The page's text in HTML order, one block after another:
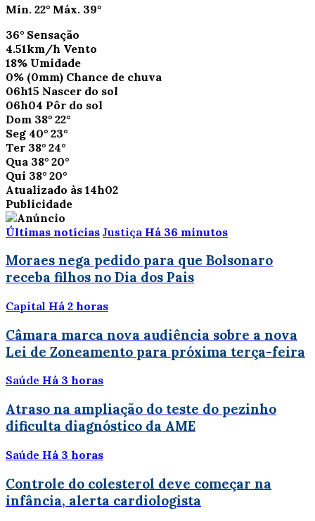
Mín. 22° Máx. 39°
36° Sensação
4.51km/h Vento
18% Umidade
0% (0mm) Chance de chuva
06h15 Nascer do sol
06h04 Pôr do sol
Dom 38° 22°
Seg 40° 23°
Ter 38° 24°
Qua 38° 20°
Qui 38° 20°
Atualizado às 14h02
Publicidade
Últimas notícias Justiça Há 36 minutos
Moraes nega pedido para que Bolsonaro
receba filhos no Dia dos Pais
Capital Há 2 horas
Câmara marca nova audiência sobre a nova
Lei de Zoneamento para próxima terça-feira
Saúde Há 3 horas
Atraso na ampliação do teste do pezinho
dificulta diagnóstico da AME
Saúde Há 3 horas
Controle do colesterol deve começar na
infância, alerta cardiologista